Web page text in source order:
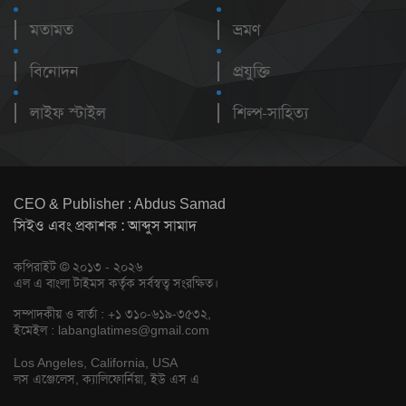
মতামত
বিনোদন
লাইফ স্টাইল
ভ্রমণ
প্রযুক্তি
শিল্প-সাহিত্য
CEO & Publisher : Abdus Samad
সিইও এবং প্রকাশক : আব্দুস সামাদ
কপিরাইট © ২০১৩ - ২০২৬
এল এ বাংলা টাইমস কর্তৃক সর্বস্বত্ব সংরক্ষিত।
সম্পাদকীয় ও বার্তা : +১ ৩১০-৬১৯-৩৫৩২,
ইমেইল : labanglatimes@gmail.com
Los Angeles, California, USA
লস এঞ্জেলেস, ক্যালিফোর্নিয়া, ইউ এস এ